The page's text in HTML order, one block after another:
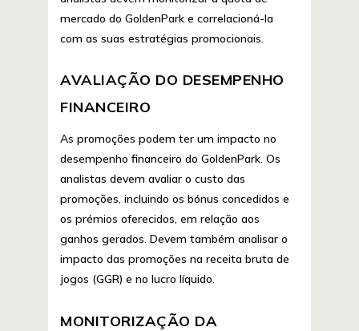
mercado do GoldenPark e correlacioná-la
com as suas estratégias promocionais.
AVALIAÇÃO DO DESEMPENHO
FINANCEIRO
As promoções podem ter um impacto no
desempenho financeiro do GoldenPark. Os
analistas devem avaliar o custo das
promoções, incluindo os bónus concedidos e
os prémios oferecidos, em relação aos
ganhos gerados. Devem também analisar o
impacto das promoções na receita bruta de
jogos (GGR) e no lucro líquido.
MONITORIZAÇÃO DA